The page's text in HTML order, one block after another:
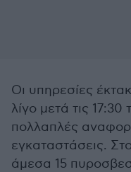
Οι υπηρεσίες
λίγο μετά τις
πολλαπλές
εγκαταστάσεις.
άμεσα 15